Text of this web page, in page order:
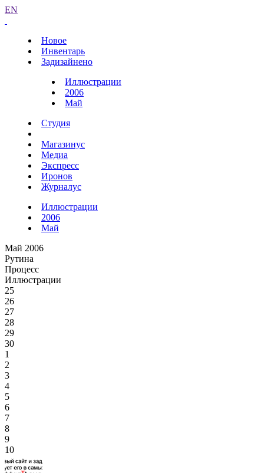
EN
Новое
Инвентарь
Задизайнено
Иллюстрации
2006
Май
Студия
Магазинус
Медиа
Экспресс
Иронов
Журналус
Иллюстрации
2006
Май
Май 2006
Рутина
Процесс
Иллюстрации
25
26
27
28
29
30
1
2
3
4
5
6
7
8
9
10